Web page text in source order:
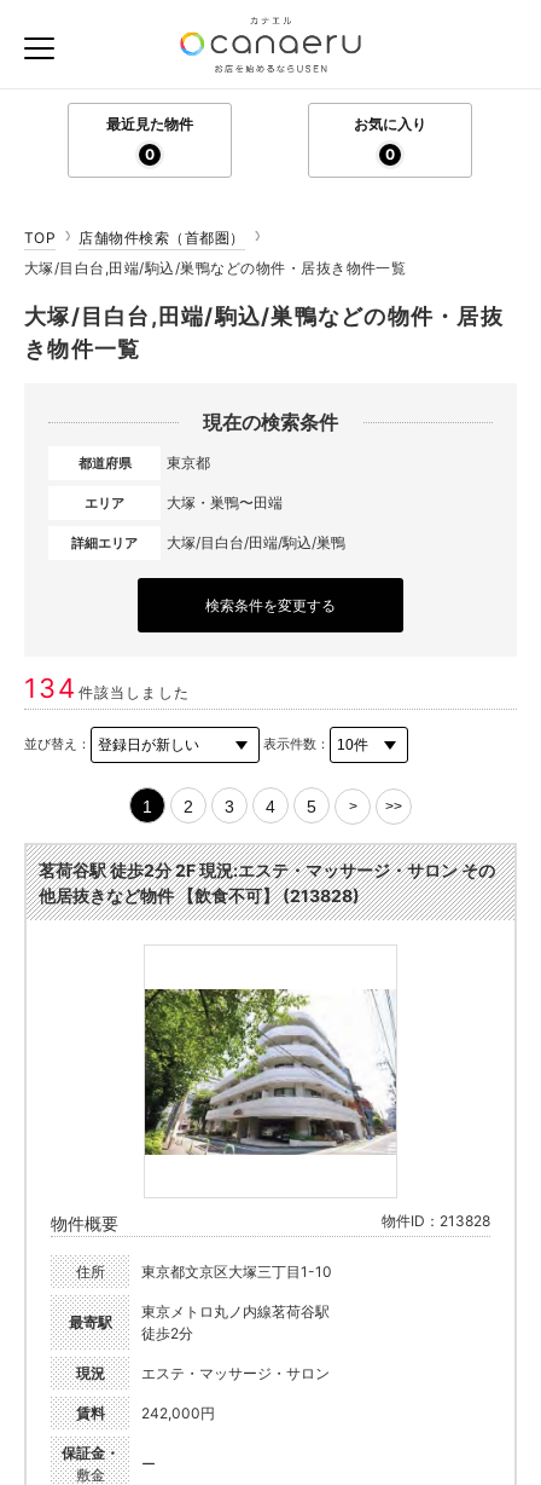
最近見た物件
0
お気に入り
0
TOP
店舗物件検索（首都圏）
大塚/目白台,田端/駒込/巣鴨などの物件・居抜き物件一覧
大塚/目白台,田端/駒込/巣鴨などの物件・居抜
き物件一覧
現在の検索条件
都道府県 東京都
エリア 大塚・巣鴨〜田端
詳細エリア 大塚/目白台/田端/駒込/巣鴨
検索条件を変更する
134 件該当しました
並び替え： 表示件数：
1 2 3 4 5 > >>
茗荷谷駅 徒歩2分 2F 現況:エステ・マッサージ・サロン その
他居抜きなど物件 【飲食不可】 (213828)
物件概要 物件ID：213828
住所 東京都文京区大塚三丁目1-10
最寄駅
東京メトロ丸ノ内線茗荷谷駅
徒歩2分
現況 エステ・マッサージ・サロン
賃料 242,000円
保証金・
敷金
ー